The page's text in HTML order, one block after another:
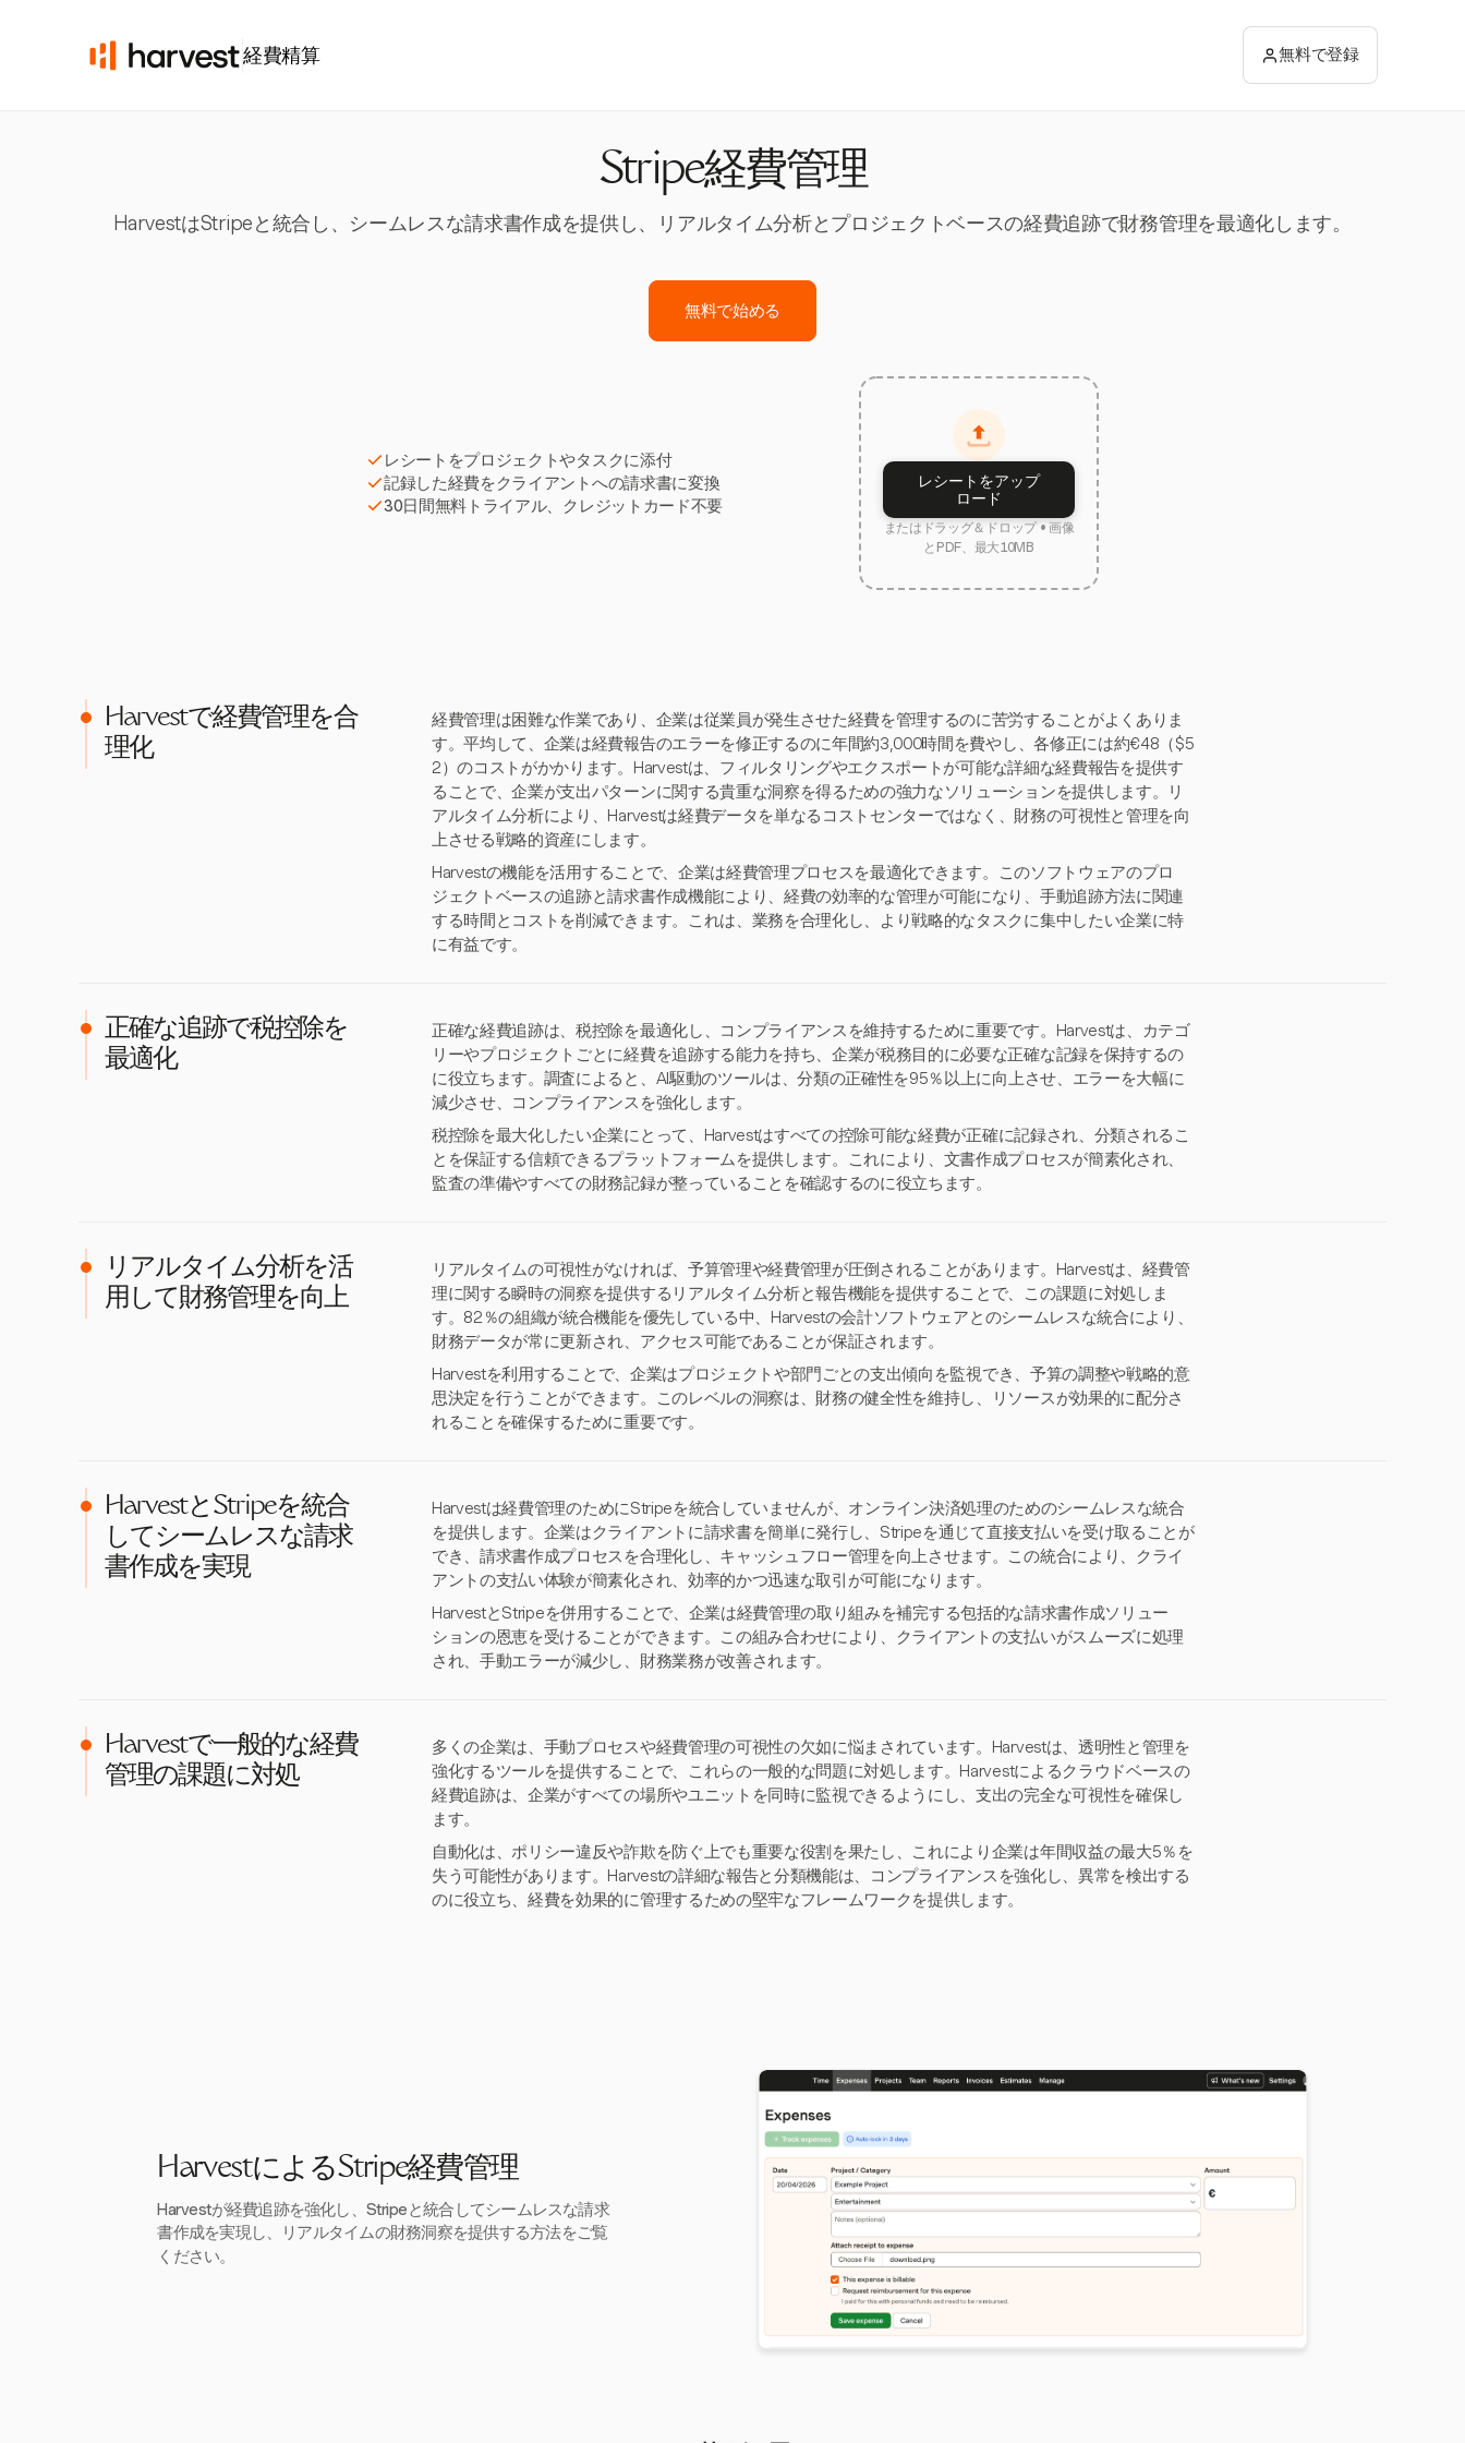
経費精算 無料で登録
Stripe経費管理
HarvestはStripeと統合し、シームレスな請求書作成を提供し、リアルタイム分析とプロジェクトベースの経費追跡で財務管理を最適化します。
無料で始める
レシートをプロジェクトやタスクに添付
記録した経費をクライアントへの請求書に変換
30日間無料トライアル、クレジットカード不要
レシートをアップ
ロード
またはドラッグ＆ドロップ • 画像
とPDF、最大10MB
Harvestで経費管理を合
理化
経費管理は困難な作業であり、企業は従業員が発生させた経費を管理するのに苦労することがよくありま
す。平均して、企業は経費報告のエラーを修正するのに年間約3,000時間を費やし、各修正には約€48（$5
2）のコストがかかります。Harvestは、フィルタリングやエクスポートが可能な詳細な経費報告を提供す
ることで、企業が支出パターンに関する貴重な洞察を得るための強力なソリューションを提供します。リ
アルタイム分析により、Harvestは経費データを単なるコストセンターではなく、財務の可視性と管理を向
上させる戦略的資産にします。
Harvestの機能を活用することで、企業は経費管理プロセスを最適化できます。このソフトウェアのプロ
ジェクトベースの追跡と請求書作成機能により、経費の効率的な管理が可能になり、手動追跡方法に関連
する時間とコストを削減できます。これは、業務を合理化し、より戦略的なタスクに集中したい企業に特
に有益です。
正確な追跡で税控除を
最適化
正確な経費追跡は、税控除を最適化し、コンプライアンスを維持するために重要です。Harvestは、カテゴ
リーやプロジェクトごとに経費を追跡する能力を持ち、企業が税務目的に必要な正確な記録を保持するの
に役立ちます。調査によると、AI駆動のツールは、分類の正確性を95％以上に向上させ、エラーを大幅に
減少させ、コンプライアンスを強化します。
税控除を最大化したい企業にとって、Harvestはすべての控除可能な経費が正確に記録され、分類されるこ
とを保証する信頼できるプラットフォームを提供します。これにより、文書作成プロセスが簡素化され、
監査の準備やすべての財務記録が整っていることを確認するのに役立ちます。
リアルタイム分析を活
用して財務管理を向上
リアルタイムの可視性がなければ、予算管理や経費管理が圧倒されることがあります。Harvestは、経費管
理に関する瞬時の洞察を提供するリアルタイム分析と報告機能を提供することで、この課題に対処しま
す。82％の組織が統合機能を優先している中、Harvestの会計ソフトウェアとのシームレスな統合により、
財務データが常に更新され、アクセス可能であることが保証されます。
Harvestを利用することで、企業はプロジェクトや部門ごとの支出傾向を監視でき、予算の調整や戦略的意
思決定を行うことができます。このレベルの洞察は、財務の健全性を維持し、リソースが効果的に配分さ
れることを確保するために重要です。
HarvestとStripeを統合
してシームレスな請求
書作成を実現
Harvestは経費管理のためにStripeを統合していませんが、オンライン決済処理のためのシームレスな統合
を提供します。企業はクライアントに請求書を簡単に発行し、Stripeを通じて直接支払いを受け取ることが
でき、請求書作成プロセスを合理化し、キャッシュフロー管理を向上させます。この統合により、クライ
アントの支払い体験が簡素化され、効率的かつ迅速な取引が可能になります。
HarvestとStripeを併用することで、企業は経費管理の取り組みを補完する包括的な請求書作成ソリュー
ションの恩恵を受けることができます。この組み合わせにより、クライアントの支払いがスムーズに処理
され、手動エラーが減少し、財務業務が改善されます。
Harvestで一般的な経費
管理の課題に対処
多くの企業は、手動プロセスや経費管理の可視性の欠如に悩まされています。Harvestは、透明性と管理を
強化するツールを提供することで、これらの一般的な問題に対処します。Harvestによるクラウドベースの
経費追跡は、企業がすべての場所やユニットを同時に監視できるようにし、支出の完全な可視性を確保し
ます。
自動化は、ポリシー違反や詐欺を防ぐ上でも重要な役割を果たし、これにより企業は年間収益の最大5％を
失う可能性があります。Harvestの詳細な報告と分類機能は、コンプライアンスを強化し、異常を検出する
のに役立ち、経費を効果的に管理するための堅牢なフレームワークを提供します。
HarvestによるStripe経費管理
Harvestが経費追跡を強化し、Stripeと統合してシームレスな請求
書作成を実現し、リアルタイムの財務洞察を提供する方法をご覧
ください。